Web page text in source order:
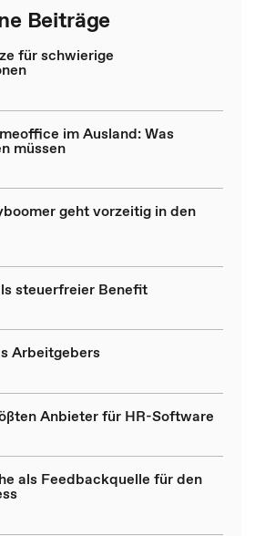
Beiträge
für schwierige
im Ausland: Was
müssen
geht vorzeitig in den
steuerfreier Benefit
Arbeitgebers
Anbieter für HR-Software
als Feedbackquelle für den